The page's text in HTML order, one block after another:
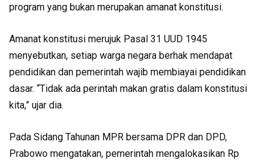
program yang bukan merupakan amanat konstitusi.
Amanat konstitusi merujuk Pasal 31 UUD 1945
menyebutkan, setiap warga negara berhak mendapat
pendidikan dan pemerintah wajib membiayai pendidikan
dasar. “Tidak ada perintah makan gratis dalam konstitusi
kita,” ujar dia.
Pada Sidang Tahunan MPR bersama DPR dan DPD,
Prabowo mengatakan, pemerintah mengalokasikan Rp